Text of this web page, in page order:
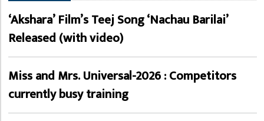
‘Akshara’ Film’s Teej Song ‘Nachau Barilai’
Released (with video)
Miss and Mrs. Universal-2026 : Competitors
currently busy training